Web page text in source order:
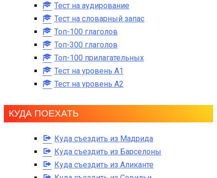
Тест на аудирование
Тест на словарный запас
Топ-100 глаголов
Топ-300 глаголов
Топ-100 прилагательных
Тест на уровень A1
Тест на уровень A2
КУДА ПОЕХАТЬ
Куда съездить из Мадрида
Куда съездить из Барселоны
Куда съездить из Аликанте